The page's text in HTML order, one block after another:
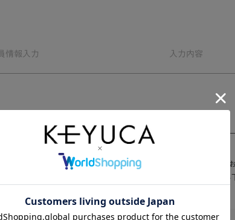
情報 入力 入力 内容
ョップ」入会お申込の前に、以下の会員規約・利用規約を必ず
は、「同意する」をクリックして入会お申込フォームへお進み